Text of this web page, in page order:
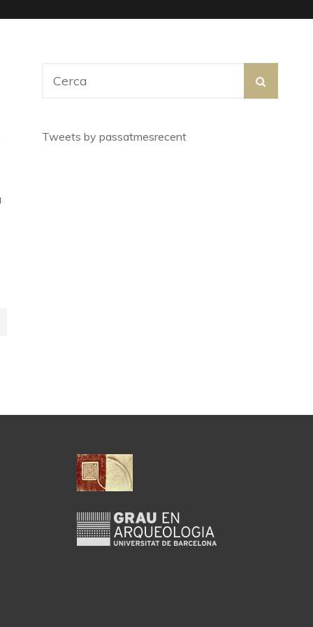
for:
Tweets by passatmesrecent